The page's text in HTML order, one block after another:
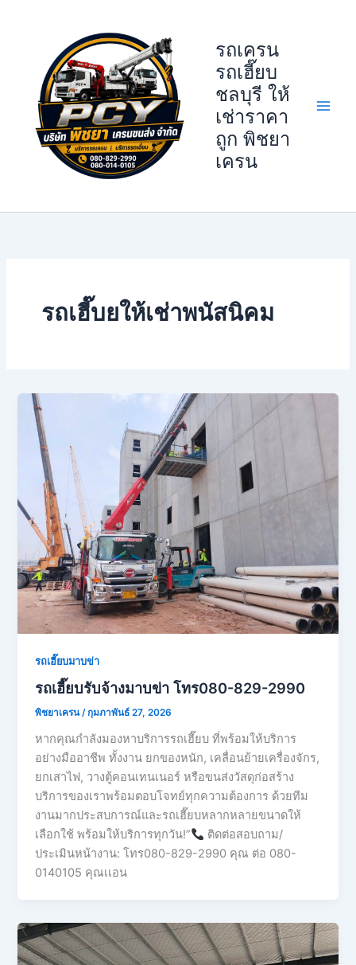
รถเครน
รถเฮี๊ยบ
ชลบุรี ให้
เช่าราคา
ถูก พิชยา
เครน
รถเฮี๊บยให้เช่าพนัสนิคม
รถเฮี๊ยบมาบข่า
รถเฮี๊ยบรับจ้างมาบข่า โทร080-829-2990
พิชยาเครน/กุมภาพันธ์ 27, 2026
หากคุณกำลังมองหาบริการรถเฮี๊ยบ ที่พร้อมให้บริการ
อย่างมืออาชีพ ทั้งงาน ยกของหนัก, เคลื่อนย้ายเครื่องจักร,
ยกเสาไฟ, วางตู้คอนเทนเนอร์ หรือขนส่งวัสดุก่อสร้าง
บริการของเราพร้อมตอบโจทย์ทุกความต้องการ ด้วยทีม
งานมากประสบการณ์และรถเฮี๊ยบหลากหลายขนาดให้
เลือกใช้ พร้อมให้บริการทุกวัน!”
ติดต่อสอบถาม/
ประเมินหน้างาน: โทร080-829-2990 คุณ ต่อ 080-
0140105 คุณเเอน